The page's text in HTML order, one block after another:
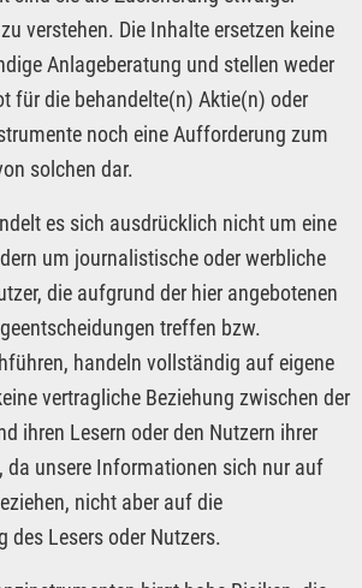
verstehen. Die Inhalte ersetzen keine
Anlageberatung und stellen weder
für die behandelte(n) Aktie(n) oder
noch eine Aufforderung zum
solchen dar.
es sich ausdrücklich nicht um eine
um journalistische oder werbliche
die aufgrund der hier angebotenen
treffen bzw.
handeln vollständig auf eigene
vertragliche Beziehung zwischen der
ihren Lesern oder den Nutzern ihrer
da unsere Informationen sich nur auf
nicht aber auf die
des Lesers oder Nutzers.